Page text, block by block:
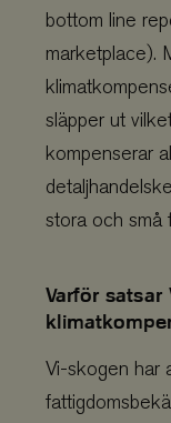
bottom line
marketplace).
släpper ut
kompenserar
stora och små
Varför satsar
Vi-skogen har